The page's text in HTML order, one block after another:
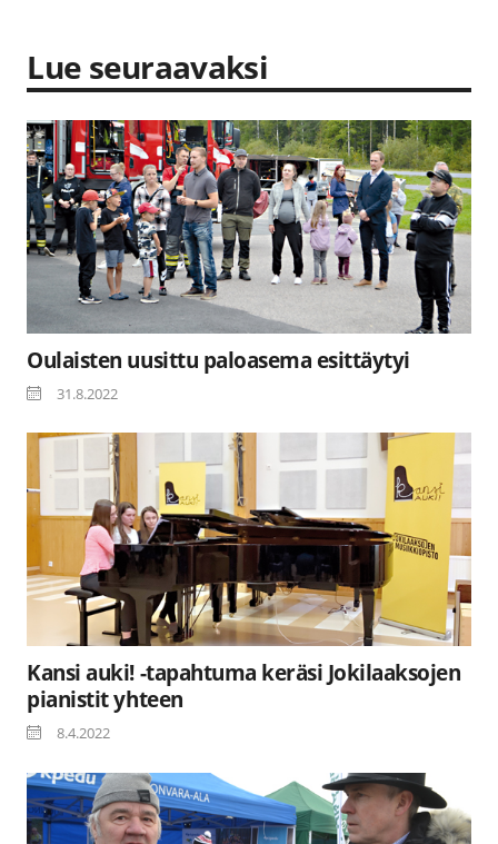
Lue seuraavaksi
Oulaisten uusittu paloasema esittäytyi
31.8.2022
Kansi auki! -tapahtuma keräsi Jokilaaksojen
pianistit yhteen
8.4.2022